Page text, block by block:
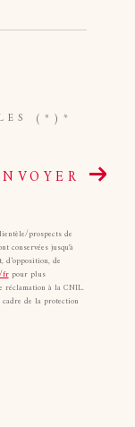
(*)*
prospects de
conservées jusqu'à
d’opposition, de
frpour plus
réclamation à la CNIL.
de la protection